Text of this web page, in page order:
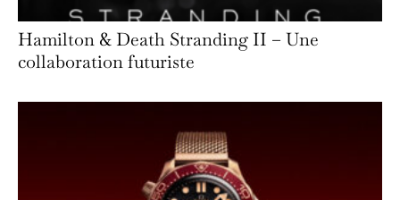
Hamilton & Death Stranding II – Une
collaboration futuriste